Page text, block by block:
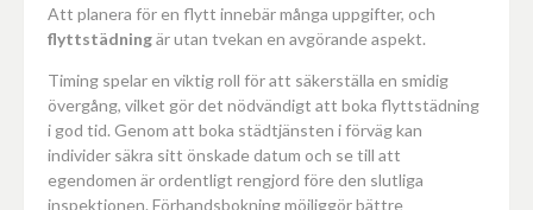
Att planera för en flytt innebär många uppgifter, och
flyttstädningär utan tvekan en avgörande aspekt.
Timing spelar en viktig roll för att säkerställa en smidig
övergång, vilket gör det nödvändigt att boka flyttstädning
i god tid. Genom att boka städtjänsten i förväg kan
individer säkra sitt önskade datum och se till att
egendomen är ordentligt rengjord före den slutliga
inspektionen. Förhandsbokning möjliggör bättre